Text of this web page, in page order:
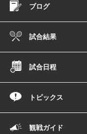
ブログ
試合結果
試合日程
トピックス
観戦ガイド